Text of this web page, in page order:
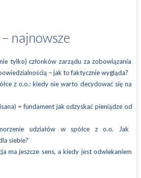
najnowsze
tylko) członków zarządu za zobowiązania
– jak to faktycznie wygląda?
z o.o.: kiedy nie warto decydować się na
= fundament jak odzyskać pieniądze od
udziałów w spółce z o.o. Jak
siebie?
ma jeszcze sens, a kiedy jest odwlekaniem